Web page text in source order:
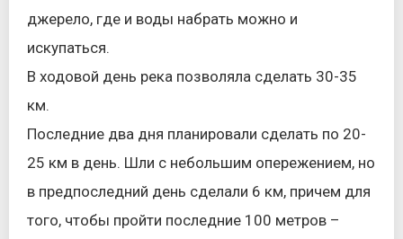
джерело, где и воды набрать можно и
искупаться.
В ходовой день река позволяла сделать 30-35
км.
Последние два дня планировали сделать по 20-
25 км в день. Шли с небольшим опережением, но
в предпоследний день сделали 6 км, причем для
того, чтобы пройти последние 100 метров –